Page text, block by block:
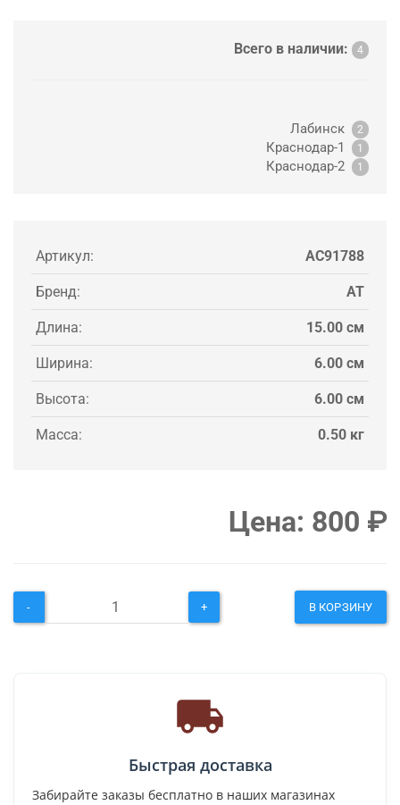
Всего в наличии: 4
Лабинск 2
Краснодар-1 1
Краснодар-2 1
Артикул: AC91788
Бренд: AT
Длина: 15.00 см
Ширина: 6.00 см
Высота: 6.00 см
Масса: 0.50 кг
Цена: 800 ₽
- + В КОРЗИНУ
Быстрая доставка
Забирайте заказы бесплатно в наших магазинах